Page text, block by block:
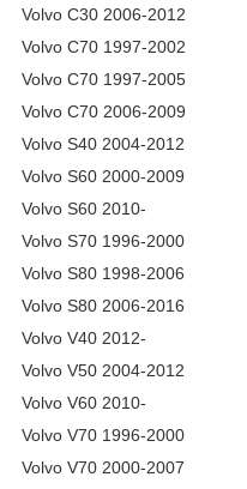
Volvo C30 2006-2012
Volvo C70 1997-2002
Volvo C70 1997-2005
Volvo C70 2006-2009
Volvo S40 2004-2012
Volvo S60 2000-2009
Volvo S60 2010-
Volvo S70 1996-2000
Volvo S80 1998-2006
Volvo S80 2006-2016
Volvo V40 2012-
Volvo V50 2004-2012
Volvo V60 2010-
Volvo V70 1996-2000
Volvo V70 2000-2007